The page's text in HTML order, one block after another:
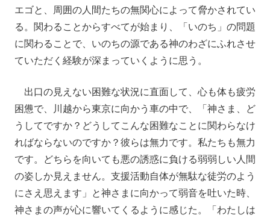
エゴと、周囲の人間たちの無関心によって脅かされてい
る。関わることからすべてが始まり、「いのち」の問題
に関わることで、いのちの源である神のわざにふれさせ
ていただく経験が深まっていくように思う。
出口の見えない困難な状況に直面して、心も体も疲労
困憊で、川越から東京に向かう車の中で、「神さま、ど
うしてですか？どうしてこんな困難なことに関わらなけ
ればならないのですか？彼らは無力です。私たちも無力
です。どちらを向いても悪の誘惑に負ける弱弱しい人間
の姿しか見えません。支援活動自体が無駄な徒労のよう
にさえ思えます」と神さまに向かって弱音を吐いた時、
神さまの声が心に響いてくるように感じた。「わたしは